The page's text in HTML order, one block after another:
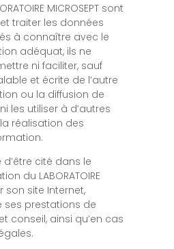
MICROSEPT sont
traiter les données
à connaître avec le
adéquat, ils ne
ni faciliter, sauf
et écrite de l’autre
ou la diffusion de
les utiliser à d’autres
réalisation des
cité dans le
du LABORATOIRE
son site Internet,
prestations de
conseil, ainsi qu’en cas